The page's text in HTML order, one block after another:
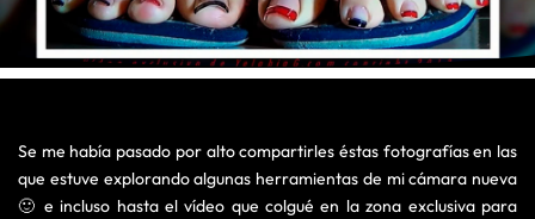
Se me había pasado por alto compartirles éstas fotografías en las
que estuve explorando algunas herramientas de mi cámara nueva
🙂 e incluso hasta el vídeo que colgué en la zona exclusiva para